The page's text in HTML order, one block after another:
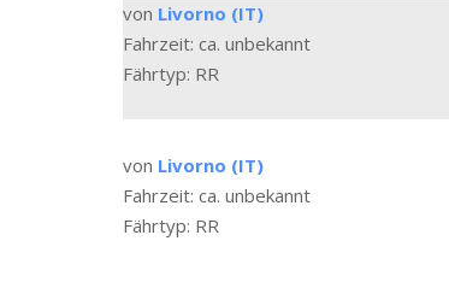
von Livorno (IT)
Fahrzeit: ca. unbekannt
Fährtyp: RR
von Livorno (IT)
Fahrzeit: ca. unbekannt
Fährtyp: RR